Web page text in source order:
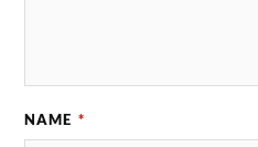
NAME *